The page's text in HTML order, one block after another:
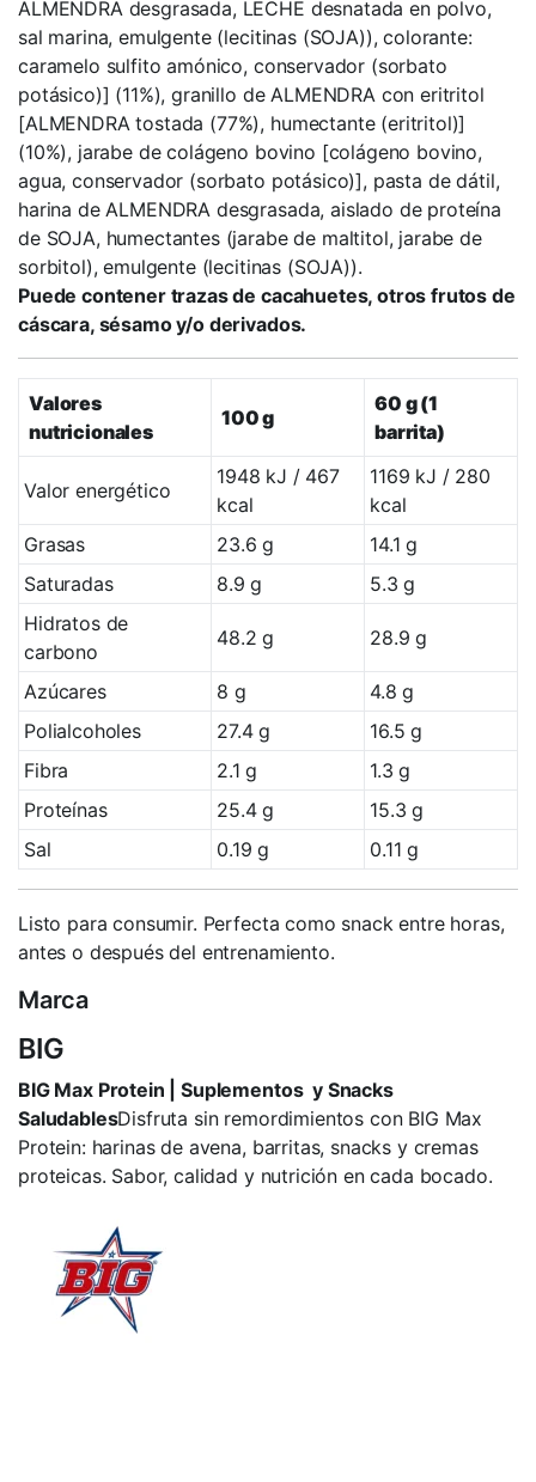
ALMENDRA desgrasada, LECHE desnatada en polvo,
sal marina, emulgente (lecitinas (SOJA)), colorante:
caramelo sulfito amónico, conservador (sorbato
potásico)] (11%), granillo de ALMENDRA con eritritol
[ALMENDRA tostada (77%), humectante (eritritol)]
(10%), jarabe de colágeno bovino [colágeno bovino,
agua, conservador (sorbato potásico)], pasta de dátil,
harina de ALMENDRA desgrasada, aislado de proteína
de SOJA, humectantes (jarabe de maltitol, jarabe de
sorbitol), emulgente (lecitinas (SOJA)).
Puede contener trazas de cacahuetes, otros frutos de
cáscara, sésamo y/o derivados.
Valores
nutricionales
100 g
60 g (1
barrita)
Valor energético
1948 kJ / 467
kcal
1169 kJ / 280
kcal
Grasas
23.6 g
14.1 g
Saturadas
8.9 g
5.3 g
Hidratos de
carbono
48.2 g 28.9 g
Azúcares 8 g
4.8 g
Polialcoholes
27.4 g
16.5 g
Fibra
2.1 g
1.3 g
Proteínas
25.4 g
15.3 g
Sal
0.19 g 0.11 g
Listo para consumir. Perfecta como snack entre horas,
antes o después del entrenamiento.
Marca
BIG
BIG Max Protein | Suplementos y Snacks
SaludablesDisfruta sin remordimientos con BIG Max
Protein: harinas de avena, barritas, snacks y cremas
proteicas. Sabor, calidad y nutrición en cada bocado.